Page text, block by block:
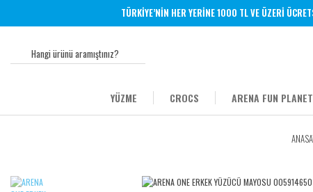
TÜRKİYE’NİN HER YERİNE 1000 TL VE ÜZERİ
YÜZME CROCS ARENA FUN